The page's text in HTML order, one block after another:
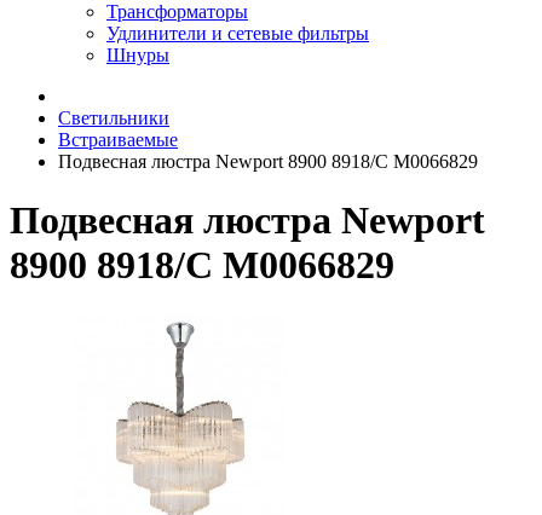
Трансформаторы
Удлинители и сетевые фильтры
Шнуры
Светильники
Встраиваемые
Подвесная люстра Newport 8900 8918/C М0066829
Подвесная люстра Newport
8900 8918/C М0066829